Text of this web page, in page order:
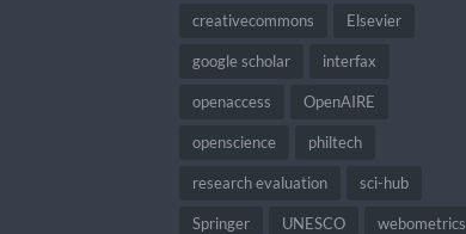
creativecommons Elsevier
google scholar interfax
openaccess OpenAIRE
openscience philtech
research evaluation sci-hub
Springer UNESCO webometrics